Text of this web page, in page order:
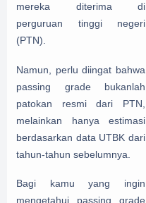
mereka diterima di
perguruan tinggi negeri
(PTN).
Namun, perlu diingat bahwa
passing grade bukanlah
patokan resmi dari PTN,
melainkan hanya estimasi
berdasarkan data UTBK dari
tahun-tahun sebelumnya.
Bagi kamu yang ingin
mengetahui passing grade